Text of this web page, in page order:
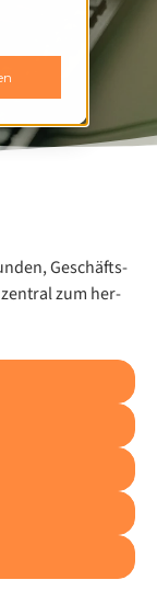
Ge­schäfts­
zum her­